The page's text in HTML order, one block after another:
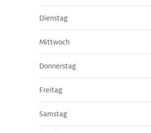
Dienstag
Mittwoch
Donnerstag
Freitag
Samstag